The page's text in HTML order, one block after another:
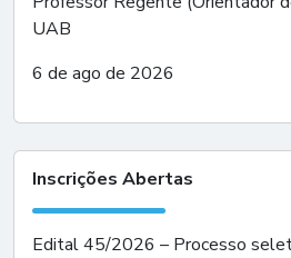
UAB
6 de ago de 2026
Inscrições Abertas
Edital 45/2026 – Processo